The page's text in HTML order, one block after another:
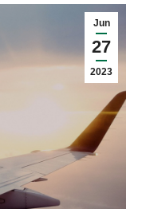
Jun
27
2023